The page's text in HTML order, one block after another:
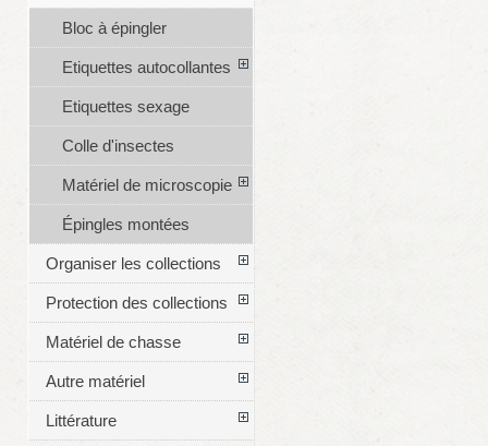
Bloc à épingler
Etiquettes autocollantes
Etiquettes sexage
Colle d'insectes
Matériel de microscopie
Épingles montées
Organiser les collections
Protection des collections
Matériel de chasse
Autre matériel
Littérature